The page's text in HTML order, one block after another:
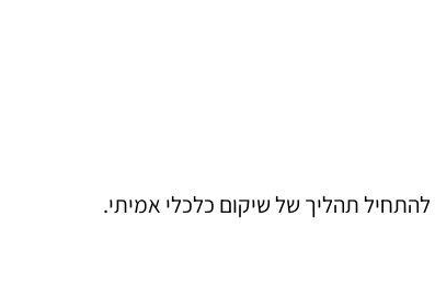
תהליך של שיקום כלכלי אמיתי.